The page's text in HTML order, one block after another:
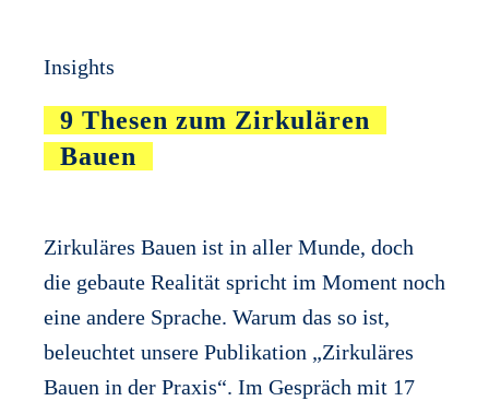
Insights
9 Thesen zum Zirkulären
Bauen
Zirkuläres Bauen ist in aller Munde, doch
die gebaute Realität spricht im Moment noch
eine andere Sprache. Warum das so ist,
beleuchtet unsere Publikation „Zirkuläres
Bauen in der Praxis“. Im Gespräch mit 17